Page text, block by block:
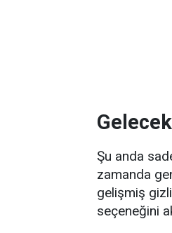
Şu anda
zamanda
gelişmiş
seçeneğini